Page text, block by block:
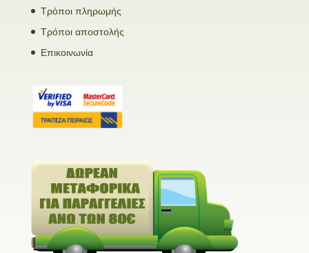
Τρόποι πληρωμής
Τρόποι αποστολής
Επικοινωνία